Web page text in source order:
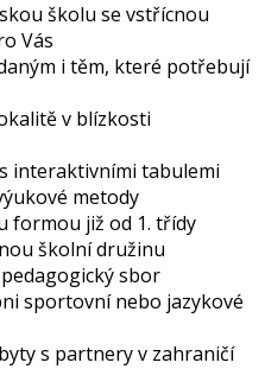
školu se vstřícnou
Vás
i těm, které potřebují
v blízkosti
interaktivními tabulemi
metody
formou již od 1. třídy
školní družinu
sbor
sportovní nebo jazykové
s partnery v zahraničí